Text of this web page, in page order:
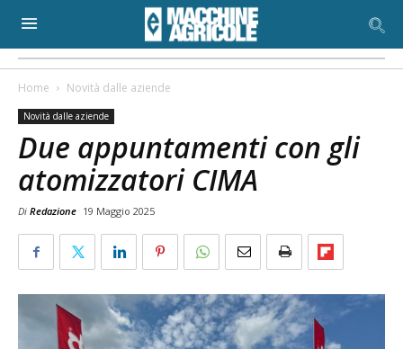
Home Novità dalle aziende
Novità dalle aziende
Due appuntamenti con gli
atomizzatori CIMA
Di Redazione 19 Maggio 2025